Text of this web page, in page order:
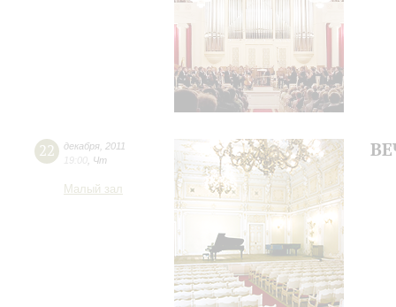
22 декабря 2011
19:00 Чт
Малый зал